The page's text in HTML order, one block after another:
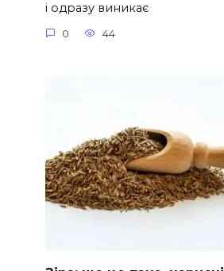
і одразу виникає
0 44